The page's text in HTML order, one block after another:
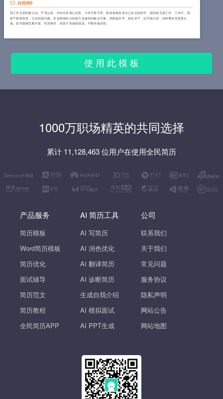
自我评价
我工作态度积极主动、严谨认真，对待任务细心负责，力求尽善尽美。熟练掌握各类办公自动化软件，能高效完成工作。工作中，我
善于观察思考，主动挖掘问题，凭借较强的分析能力迅速找到解决方案。我勤奋好学、踏实肯干，动手能力强，始终秉持高度责任
感。面对困难坚毅不拔、吃苦耐劳，热衷于迎接新挑战，不断突破自我。
使 用 此 模 板
1000万职场精英的共同选择
累计 11,128,463 位用户在使用全民简历
产品服务
简历模板
Word简历模板
简历优化
面试辅导
简历范文
简历教程
全民简历APP
AI 简历工具
AI 写简历
AI 润色优化
AI 翻译简历
AI 诊断简历
生成自我介绍
AI 模拟面试
AI PPT生成
公司
联系我们
关于我们
常见问题
服务协议
隐私声明
网站公告
网站地图